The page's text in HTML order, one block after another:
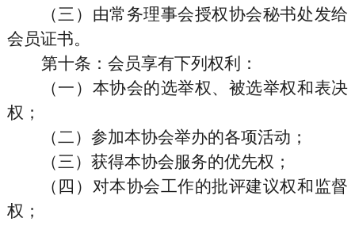
（三）由常务理事会授权协会秘书处发给
会员证书。
第十条 ：会员享有下列权利：
（一）本协会的选举权、被选举权和表决
权；
（二）参加本协会举办的各项活动；
（三）获得本协会服务的优先权；
（四）对本协会工作的批评建议权和监督
权；